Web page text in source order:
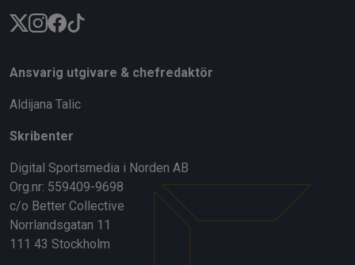
Ansvarig utgivare & chefredaktör
Aldijana Talic
Skribenter
Digital Sportsmedia i Norden AB
Org.nr: 559409-9698
c/o Better Collective
Norrlandsgatan 11
111 43 Stockholm